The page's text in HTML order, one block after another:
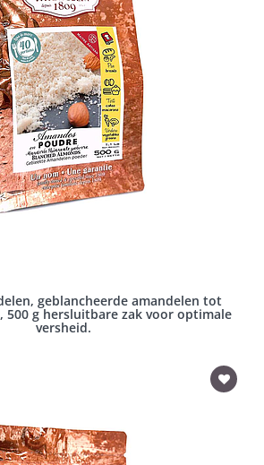
geblancheerde amandelen tot
500 g hersluitbare zak voor optimale
versheid.